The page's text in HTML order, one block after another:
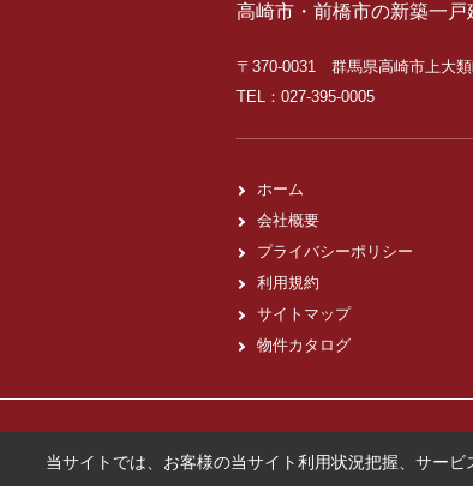
高崎市・前橋市の新築一
〒370-0031 群馬県高崎市上大類
TEL：027-395-0005
ホーム
会社概要
プライバシーポリシー
利用規約
サイトマップ
物件カタログ
当サイトでは、お客様の当サイト利用状況把握、サー